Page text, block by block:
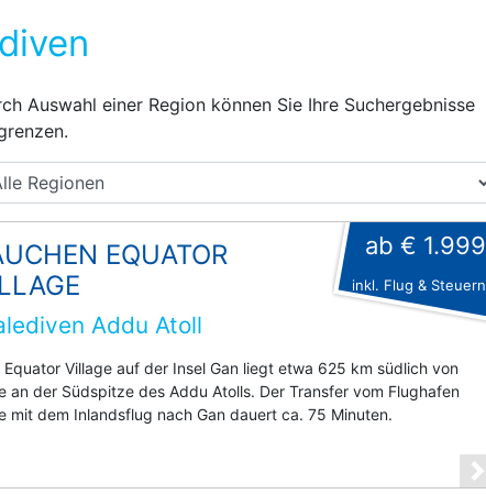
Auswahl einer Region können Sie Ihre Suchergebnisse
EQUATOR
Addu Atoll
Equator Village auf der Insel Gan liegt etwa 625 km südlich von
an der Südspitze des Addu Atolls. Der Transfer vom Flughafen
mit dem Inlandsflug nach Gan dauert ca. 75 Minuten.
ab € 1.999
inkl. Flug & Steuern